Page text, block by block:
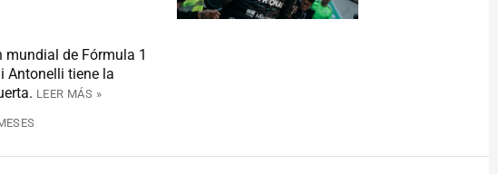
de Fórmula 1
Antonelli tiene la
LEER MÁS »